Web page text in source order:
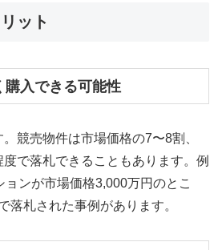
ット
購入できる可能性
競売物件は市場価格の7〜8割、
で落札できることもあります。例
ョンが市場価格3,000万円のとこ
落札された事例があります。